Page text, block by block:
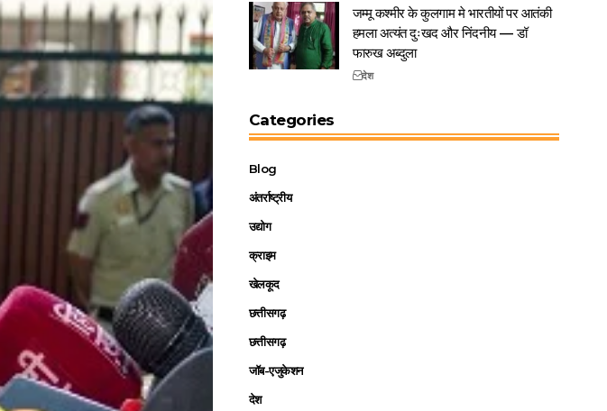
जम्मू कश्मीर के कुलगाम मे भारतीयों पर आतंकी
हमला अत्यंत दुःखद और निंदनीय — डॉ
फारुख अब्दुला
देश
Categories
Blog
अंतर्राष्ट्रीय
उद्योग
क्राइम
खेलकूद
छत्तीसगढ़
छत्तीसगढ़
जॉब-एजुकेशन
देश